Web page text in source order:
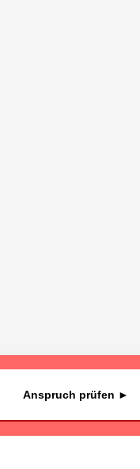
Anspruch prüfen ►